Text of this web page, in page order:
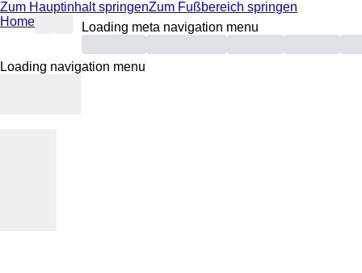
Zum Hauptinhalt springenZum Fußbereich springen
Home
Loading meta navigation menu
Loading navigation menu